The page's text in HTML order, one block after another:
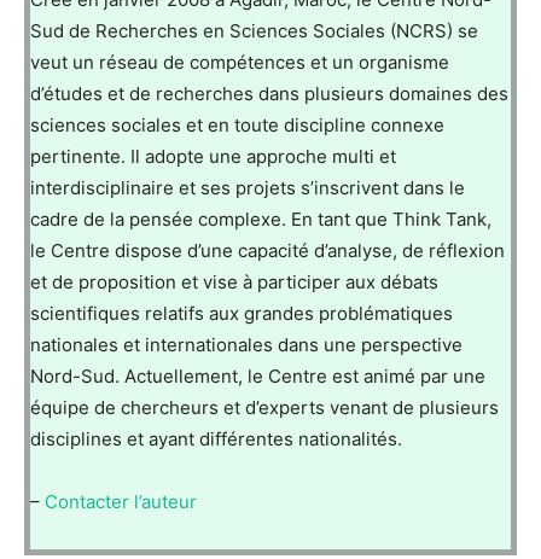
Sud de Recherches en Sciences Sociales (NCRS) se
veut un réseau de compétences et un organisme
d’études et de recherches dans plusieurs domaines des
sciences sociales et en toute discipline connexe
pertinente. Il adopte une approche multi et
interdisciplinaire et ses projets s’inscrivent dans le
cadre de la pensée complexe. En tant que Think Tank,
le Centre dispose d’une capacité d’analyse, de réflexion
et de proposition et vise à participer aux débats
scientifiques relatifs aux grandes problématiques
nationales et internationales dans une perspective
Nord-Sud. Actuellement, le Centre est animé par une
équipe de chercheurs et d’experts venant de plusieurs
disciplines et ayant différentes nationalités.
– Contacter l’auteur